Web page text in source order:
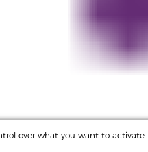
over what you want to activate